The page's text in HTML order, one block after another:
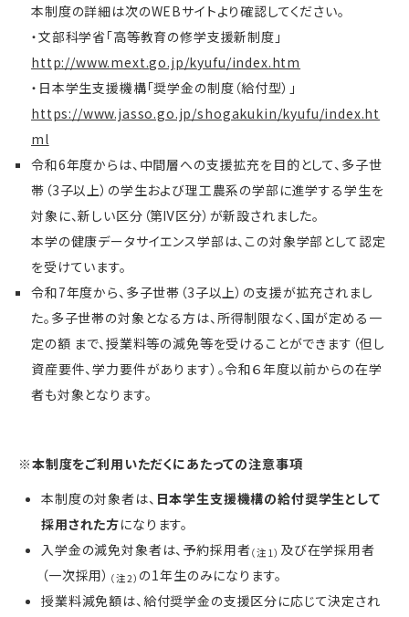
本制度の詳細は次のWEBサイトより確認してください。
・文部科学省「高等教育の修学支援新制度」
http://www.mext.go.jp/kyufu/index.htm
・日本学生支援機構「奨学金の制度（給付型）」
https://www.jasso.go.jp/shogakukin/kyufu/index.ht
ml
令和6年度からは、中間層への支援拡充を目的として、多子世
帯（3子以上）の学生および理工農系の学部に進学する学生を
対象に、新しい区分（第Ⅳ区分）が新設されました。
本学の健康データサイエンス学部は、この対象学部として認定
を受けています。
令和7年度から、多子世帯（3子以上）の支援が拡充されまし
た。多子世帯の対象となる方は、所得制限なく、国が定める一
定の額 まで、授業料等の減免等を受けることができます（但し
資産要件、学力要件があります）。令和６年度以前からの在学
者も対象となります。
※本制度をご利用いただくにあたっての注意事項
本制度の対象者は、 日本学生支援機構の給付奨学生として
採用された方になります。
入学金の減免対象者は、予約採用者（注1） 及び在学採用者
（一次採用） （注2） の1年生のみになります。
授業料減免額は、給付奨学金の支援区分に応じて決定され